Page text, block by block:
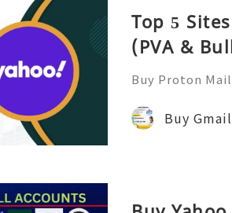
Top 5
(PVA &
Buy Proton
s in—a secure
ect your
Buy